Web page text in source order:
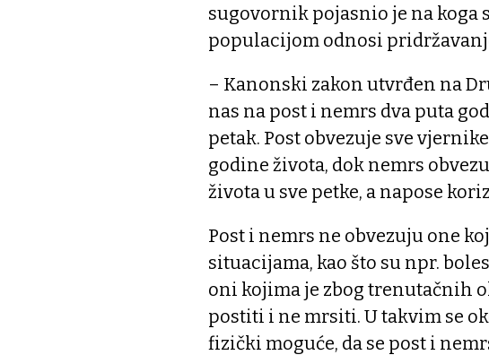
sugovornik pojasnio je na koga
populacijom odnosi
– Kanonski zakon utvrđen na
nas na post i nemrs dva puta
petak. Post obvezuje sve
godine života, dok nemrs
života u sve petke, a napose
Post i nemrs ne obvezuju one
situacijama, kao što su npr.
oni kojima je zbog trenutačnih
postiti i ne mrsiti. U takvim se
fizički moguće, da se post i